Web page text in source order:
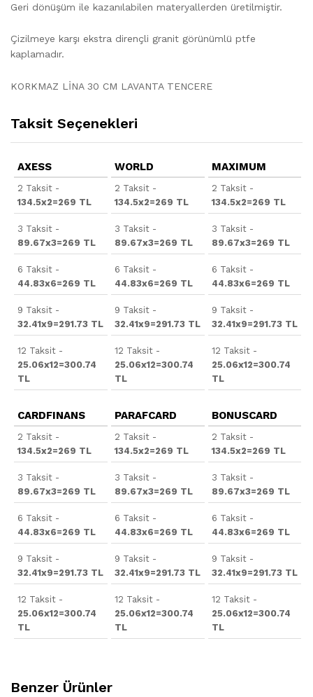
Geri dönüşüm ile kazanılabilen materyallerden üretilmiştir.
Çizilmeye karşı ekstra dirençli granit görünümlü ptfe
kaplamadır.
KORKMAZ LİNA 30 CM LAVANTA TENCERE
Taksit Seçenekleri
AXESS
2 Taksit -
134.5x2=269 TL
3 Taksit -
89.67x3=269 TL
6 Taksit -
44.83x6=269 TL
9 Taksit -
32.41x9=291.73 TL
12 Taksit -
25.06x12=300.74
TL
WORLD
2 Taksit -
134.5x2=269 TL
3 Taksit -
89.67x3=269 TL
6 Taksit -
44.83x6=269 TL
9 Taksit -
32.41x9=291.73 TL
12 Taksit -
25.06x12=300.74
TL
MAXIMUM
2 Taksit -
134.5x2=269 TL
3 Taksit -
89.67x3=269 TL
6 Taksit -
44.83x6=269 TL
9 Taksit -
32.41x9=291.73 TL
12 Taksit -
25.06x12=300.74
TL
CARDFINANS
2 Taksit -
134.5x2=269 TL
3 Taksit -
89.67x3=269 TL
6 Taksit -
44.83x6=269 TL
9 Taksit -
32.41x9=291.73 TL
12 Taksit -
25.06x12=300.74
TL
PARAFCARD
2 Taksit -
134.5x2=269 TL
3 Taksit -
89.67x3=269 TL
6 Taksit -
44.83x6=269 TL
9 Taksit -
32.41x9=291.73 TL
12 Taksit -
25.06x12=300.74
TL
BONUSCARD
2 Taksit -
134.5x2=269 TL
3 Taksit -
89.67x3=269 TL
6 Taksit -
44.83x6=269 TL
9 Taksit -
32.41x9=291.73 TL
12 Taksit -
25.06x12=300.74
TL
Benzer Ürünler